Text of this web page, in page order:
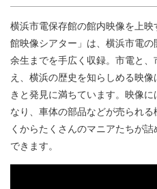
横浜市電保存館の館内映像を上
館映像シアター」は、横浜市電
余生までを手広く収録。市電と
え、横浜の歴史を知らしめる映
きと発見に満ちています。映像
なり、車体の部品などが売られ
くからたくさんのマニアたちが
できます。